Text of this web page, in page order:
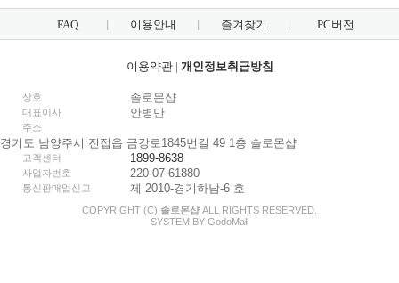
FAQ 이용안내 즐겨찾기 PC버전
이용약관| 개인정보취급방침
상호 솔로몬샵
대표이사 안병만
주소
경기도 남양주시 진접읍 금강로1845번길 49 1층 솔로몬샵
고객센터 1899-8638
사업자번호 220-07-61880
통신판매업신고 제 2010-경기하남-6 호
COPYRIGHT (C) 솔로몬샵 ALL RIGHTS RESERVED.
SYSTEM BY GodoMall